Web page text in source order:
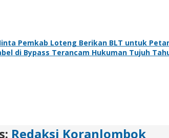
Pemkab Loteng Berikan BLT untuk
di Bypass Terancam Hukuman Tujuh
Redaksi Koranlombok